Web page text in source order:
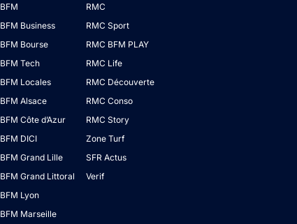
BFM
BFM Business
BFM Bourse
BFM Tech
BFM Locales
BFM Alsace
BFM Côte d’Azur
BFM DICI
BFM Grand Lille
BFM Grand Littoral
BFM Lyon
BFM Marseille
RMC
RMC Sport
RMC BFM PLAY
RMC Life
RMC Découverte
RMC Conso
RMC Story
Zone Turf
SFR Actus
Verif